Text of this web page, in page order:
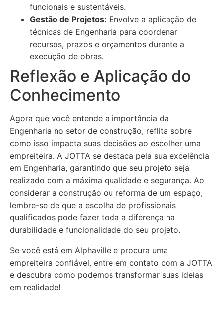
funcionais e sustentáveis.
Gestão de Projetos: Envolve a aplicação de
técnicas de Engenharia para coordenar
recursos, prazos e orçamentos durante a
execução de obras.
Reflexão e Aplicação do
Conhecimento
Agora que você entende a importância da
Engenharia no setor de construção, reflita sobre
como isso impacta suas decisões ao escolher uma
empreiteira. A JOTTA se destaca pela sua excelência
em Engenharia, garantindo que seu projeto seja
realizado com a máxima qualidade e segurança. Ao
considerar a construção ou reforma de um espaço,
lembre-se de que a escolha de profissionais
qualificados pode fazer toda a diferença na
durabilidade e funcionalidade do seu projeto.
Se você está em Alphaville e procura uma
empreiteira confiável, entre em contato com a JOTTA
e descubra como podemos transformar suas ideias
em realidade!